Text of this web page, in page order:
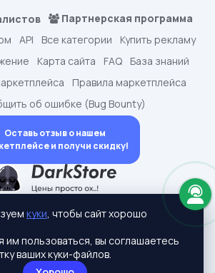
2015-2026 © dark.shopping
адреса:
Партнерская программа
API Все категории
Купить рекламу
Карта сайта FAQ
База знаний
Правила маркетплейса
об ошибке (Bug Bounty)
Оставь отзыв о нашем
и получи скидку!
куки, чтобы сайт хорошо
пользоваться, вы соглашаетесь
ваших куки-файлов.